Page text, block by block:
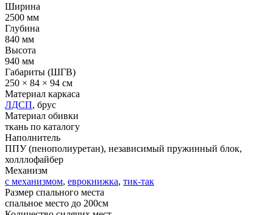
Ширина
2500 мм
Глубина
840 мм
Высота
940 мм
Габариты (ШГВ)
250 × 84 × 94 см
Материал каркаса
ЛДСП, брус
Материал обивки
ткань по каталогу
Наполнитель
ППУ (пенополиуретан), независимый пружинный блок,
холллофайбер
Механизм
с механизмом, еврокнижка, тик-так
Размер спального места
спальное место до 200см